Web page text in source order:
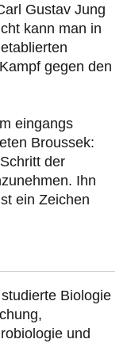
Gustav Jung
kann man in
gegen den
eingangs
Broussek:
der
Ihn
ein Zeichen
studierte Biologie
und